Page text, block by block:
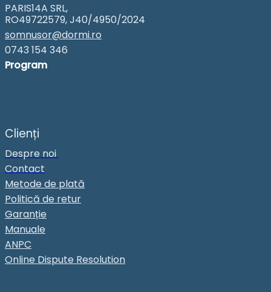
PARIS14A SRL,
RO49722579, J40/4950/2024
somnusor@dormi.ro
0743 154 346
Program
Clienți
Despre noi
Contact
Metode de plată
Politică de retur
Garanție
Manuale
ANPC
Online Dispute Resolution